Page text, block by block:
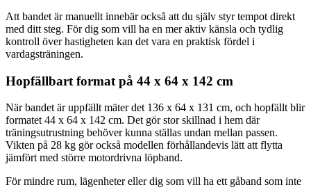
Att bandet är manuellt innebär också att du själv styr tempot direkt
med ditt steg. För dig som vill ha en mer aktiv känsla och tydlig
kontroll över hastigheten kan det vara en praktisk fördel i
vardagsträningen.
Hopfällbart format på 44 x 64 x 142 cm
När bandet är uppfällt mäter det 136 x 64 x 131 cm, och hopfällt blir
formatet 44 x 64 x 142 cm. Det gör stor skillnad i hem där
träningsutrustning behöver kunna ställas undan mellan passen.
Vikten på 28 kg gör också modellen förhållandevis lätt att flytta
jämfört med större motordrivna löpband.
För mindre rum, lägenheter eller dig som vill ha ett gåband som inte